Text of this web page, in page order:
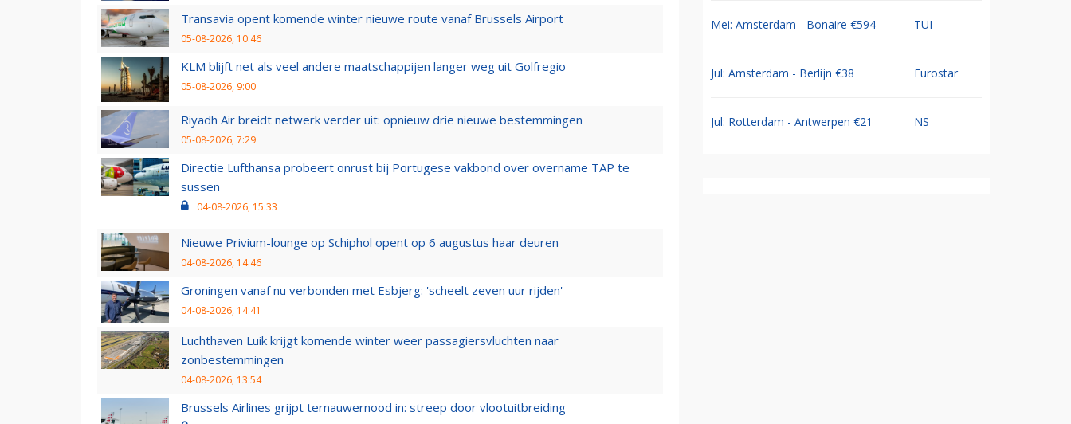
Transavia opent komende winter nieuwe route vanaf Brussels Airport
05-08-2026, 10:46
KLM blijft net als veel andere maatschappijen langer weg uit Golfregio
05-08-2026, 9:00
Riyadh Air breidt netwerk verder uit: opnieuw drie nieuwe bestemmingen
05-08-2026, 7:29
Directie Lufthansa probeert onrust bij Portugese vakbond over overname TAP te
sussen
04-08-2026, 15:33
Nieuwe Privium-lounge op Schiphol opent op 6 augustus haar deuren
04-08-2026, 14:46
Groningen vanaf nu verbonden met Esbjerg: 'scheelt zeven uur rijden'
04-08-2026, 14:41
Luchthaven Luik krijgt komende winter weer passagiersvluchten naar
zonbestemmingen
04-08-2026, 13:54
Brussels Airlines grijpt ternauwernood in: streep door vlootuitbreiding
Mei: Amsterdam - Bonaire €594 TUI
Jul: Amsterdam - Berlijn €38 Eurostar
Jul: Rotterdam - Antwerpen €21 NS